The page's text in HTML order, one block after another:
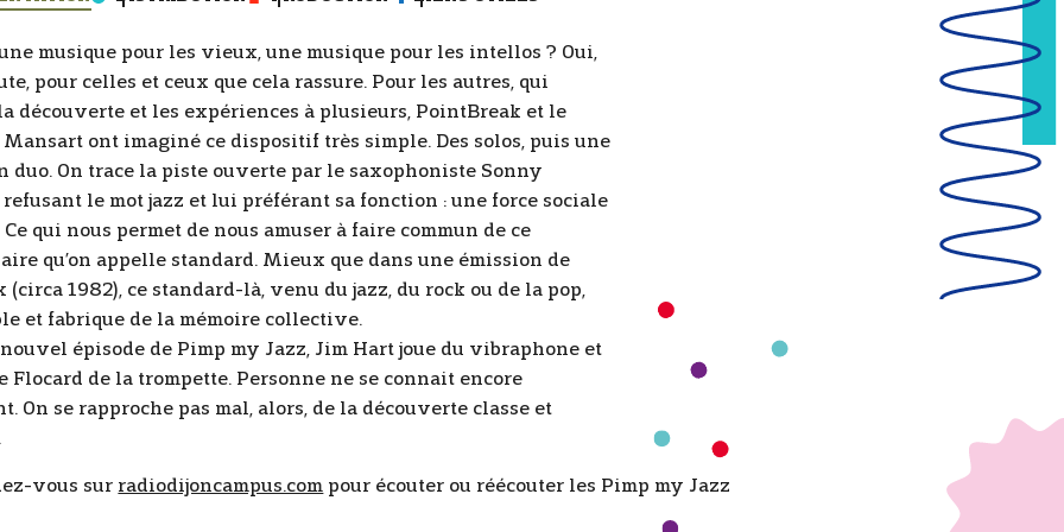
musique pour les vieux, une musique pour les intellos ? Oui,
pour celles et ceux que cela rassure. Pour les autres, qui
découverte et les expériences à plusieurs, PointBreak et le
ont imaginé ce dispositif très simple. Des solos, puis une
duo. On trace la piste ouverte par le saxophoniste Sonny
le mot jazz et lui préférant sa fonction : une force sociale
qui nous permet de nous amuser à faire commun de ce
qu’on appelle standard. Mieux que dans une émission de
(circa 1982), ce standard-là, venu du jazz, du rock ou de la pop,
et fabrique de la mémoire collective.
épisode de Pimp my Jazz, Jim Hart joue du vibraphone et
Flocard de la trompette. Personne ne se connait encore
On se rapproche pas mal, alors, de la découverte classe et
vous sur radiodijoncampus.com pour écouter ou réécouter les Pimp my Jazz